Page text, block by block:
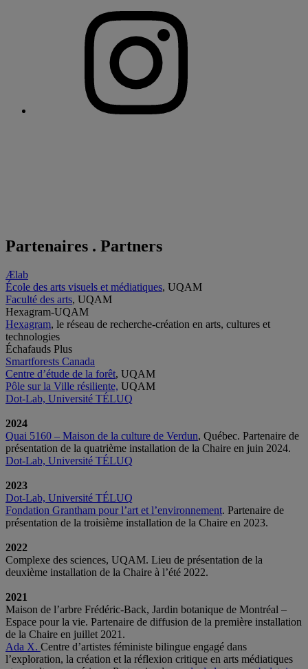
Partenaires . Partners
Ælab
École des arts visuels et médiatiques, UQAM
Faculté des arts, UQAM
Hexagram-UQAM
Hexagram, le réseau de recherche-création en arts, cultures et
technologies
Échafauds Plus
Smartforests Canada
Centre d’étude de la forêt, UQAM
Pôle sur la Ville résiliente, UQAM
Dot-Lab, Université TÉLUQ
2024
Quai 5160 – Maison de la culture de Verdun, Québec. Partenaire de
présentation de la quatrième installation de la Chaire en juin 2024.
Dot-Lab, Université TÉLUQ
2023
Dot-Lab, Université TÉLUQ
Fondation Grantham pour l’art et l’environnement. Partenaire de
présentation de la troisième installation de la Chaire en 2023.
2022
Complexe des sciences, UQAM. Lieu de présentation de la
deuxième installation de la Chaire à l’été 2022.
2021
Maison de l’arbre Frédéric-Back, Jardin botanique de Montréal –
Espace pour la vie. Partenaire de diffusion de la première installation
de la Chaire en juillet 2021.
Ada X. Centre d’artistes féministe bilingue engagé dans
l’exploration, la création et la réflexion critique en arts médiatiques